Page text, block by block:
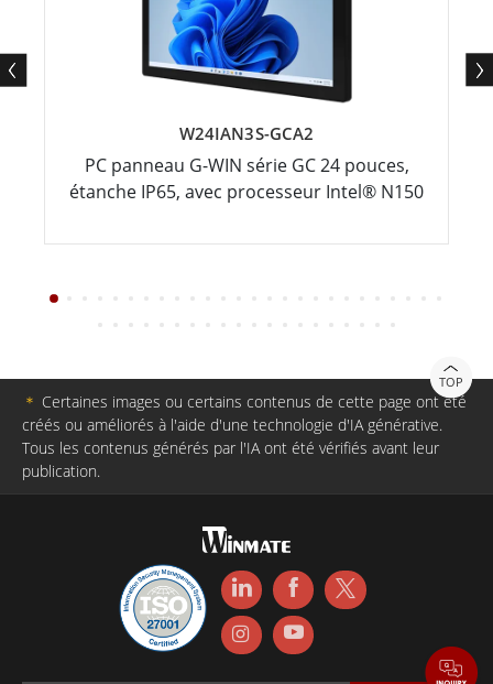
W24IAN3S-GCA2
PC panneau G-WIN série GC 24 pouces,
étanche IP65, avec processeur Intel® N150
TOP
＊ Certaines images ou certains contenus de cette page ont été
créés ou améliorés à l'aide d'une technologie d'IA générative.
Tous les contenus générés par l'IA ont été vérifiés avant leur
publication.